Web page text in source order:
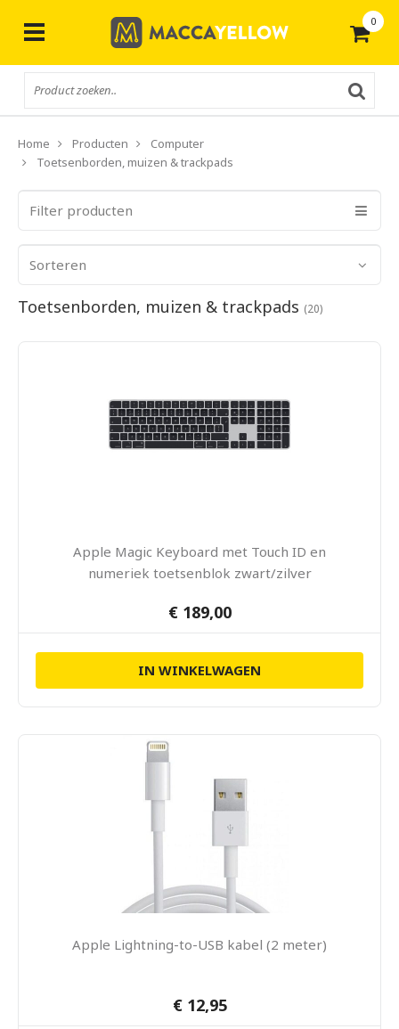
0
Home Producten
Computer
Toetsenborden, muizen & trackpads
Filter producten
Sorteren
Toetsenborden, muizen & trackpads (20)
Apple Magic Keyboard met Touch ID en
numeriek toetsenblok zwart/zilver
€ 189,00
IN WINKELWAGEN
Apple Lightning-to-USB kabel (2 meter)
€ 12,95